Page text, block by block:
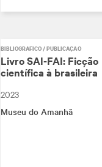
BIBLIOGRÁFICO / PUBLICAÇÃO
Livro SAI-FAI: Ficção
científica à brasileira
2023
Museu do Amanhã